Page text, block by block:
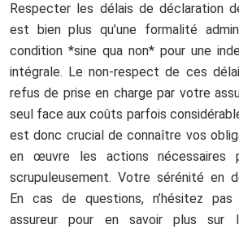
Respecter les délais de déclaration
est bien plus qu’une formalité
condition *sine qua non* pour une
intégrale. Le non-respect de ces
refus de prise en charge par votre
seul face aux coûts parfois
est donc crucial de connaître vos
en œuvre les actions nécessaires
scrupuleusement. Votre sérénité en
En cas de questions, n’hésitez
assureur pour en savoir plus sur